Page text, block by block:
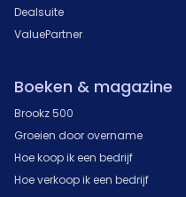
Dealsuite
ValuePartner
Boeken & magazine
Brookz 500
Groeien door overname
Hoe koop ik een bedrijf
Hoe verkoop ik een bedrijf